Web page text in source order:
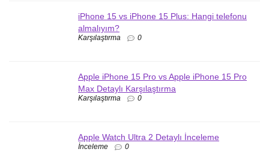
iPhone 15 vs iPhone 15 Plus: Hangi telefonu
almalıyım?
Karşılaştırma 0
Apple iPhone 15 Pro vs Apple iPhone 15 Pro
Max Detaylı Karşılaştırma
Karşılaştırma 0
Apple Watch Ultra 2 Detaylı İnceleme
İnceleme 0